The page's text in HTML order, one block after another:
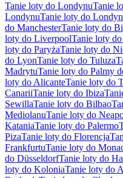
Tanie loty do LondynuTanie
LondynuTanie loty do
do ManchesterTanie loty do
loty do LiverpoolTanie loty
loty do ParyżaTanie loty do
do LyonTanie loty do Tuluza
MadrytuTanie loty do Palmy
loty do AlicanteTanie loty do
CanariiTanie loty do Ibiza
SewillaTanie loty do Bilbao
MediolanuTanie loty do
KataniaTanie loty do Palermo
PizaTanie loty do Florencja
FrankfurtuTanie loty do
do DüsseldorfTanie loty do
loty do KoloniaTanie loty do